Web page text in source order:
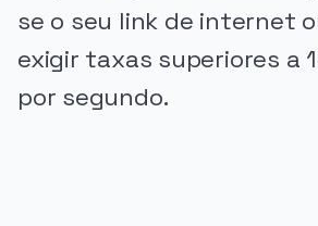
se o seu link de internet
exigir taxas superiores a
por segundo.